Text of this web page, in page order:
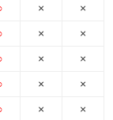
お客様の声
お問い合わせ
×
×
×
×
×
×
×
×
×
×